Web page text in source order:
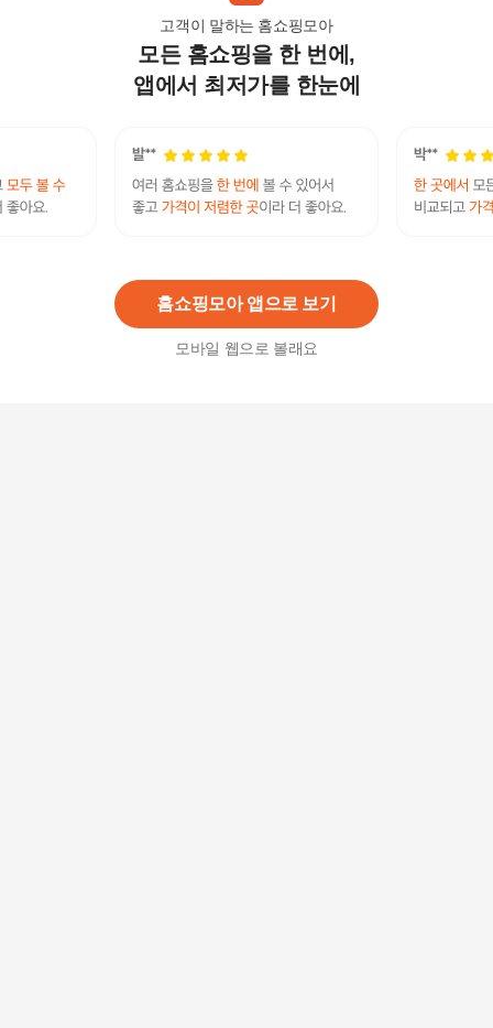
고객이 말하는 홈쇼핑모아
모든 홈쇼핑을 한 번에,
앱에서 최저가를 한눈에
홈쇼핑모아 앱으로 보기
모바일 웹으로 볼래요
파로마 솔트 2400 슬라이딩 긴문형 옷장세트 mcr1
22
735,000원
[유니콘]하프800 슬라이딩 서랍 옷장 주니어옷장